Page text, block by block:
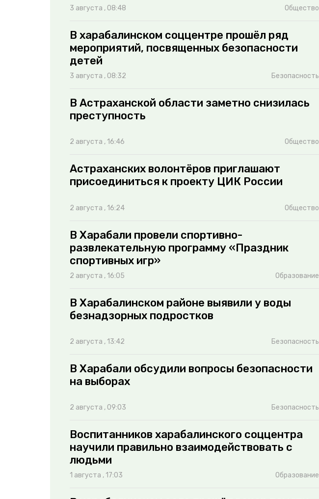
3 августа , 08:48 Общество
В харабалинском соццентре прошёл ряд
мероприятий, посвященных безопасности
детей
3 августа , 08:32 Безопасность
В Астраханской области заметно снизилась
преступность
2 августа , 16:46 Общество
Астраханских волонтёров приглашают
присоединиться к проекту ЦИК России
2 августа , 16:24 Общество
В Харабали провели спортивно-
развлекательную программу «Праздник
спортивных игр»
2 августа , 16:05 Образование
В Харабалинском районе выявили у воды
безнадзорных подростков
2 августа , 13:42 Безопасность
В Харабали обсудили вопросы безопасности
на выборах
2 августа , 09:03 Безопасность
Воспитанников харабалинского соццентра
научили правильно взаимодействовать с
людьми
1 августа , 17:03 Образование